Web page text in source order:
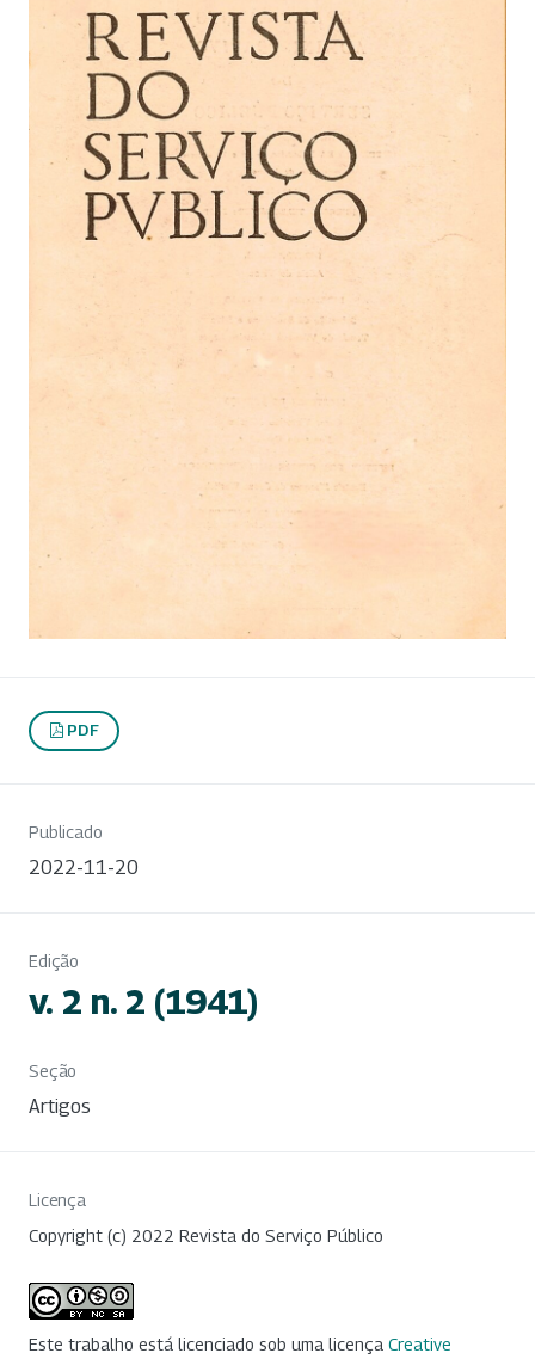
PDF
Publicado
2022-11-20
Edição
v. 2 n. 2 (1941)
Seção
Artigos
Licença
Copyright (c) 2022 Revista do Serviço Público
Este trabalho está licenciado sob uma licença Creative